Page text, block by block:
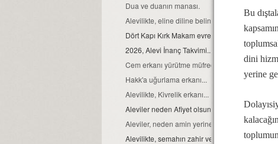
Dua ve duanın manası.
Alevilikte, eline diline beline sahip ol ilkeleri.
Dört Kapı Kırk Makam evreleri...
2026, Alevi İnanç Takvimi...
Cem erkanı yürütme müfredatı...
Hakk'a uğurlama erkanı...
Alevilikte, Kivrelik erkanı...
Aleviler neden Afiyet olsun yerine Helalihoş
Aleviler, neden amin yerine Allah Allah der?
Alevilikte, semahın zahir ve batıni boyutu…
Bu
dini
yerine